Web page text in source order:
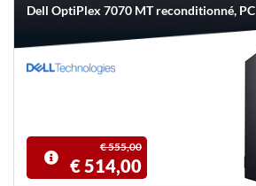
Dell OptiPlex 7070 MT reconditionné, PC
€ 555,00
€ 514,00